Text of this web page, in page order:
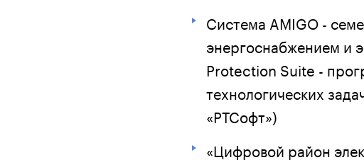
Система AMIGO -
энергоснабжением и
Protection Suite -
технологических
«РТСофт»)
«Цифровой район